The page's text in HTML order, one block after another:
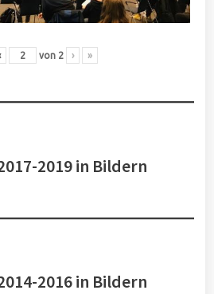
von 2 › »
2019 in Bildern
2016 in Bildern